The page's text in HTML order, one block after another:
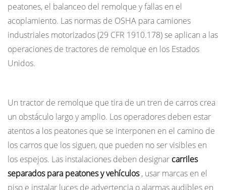
peatones, el balanceo del remolque y fallas en el
acoplamiento. Las normas de OSHA para camiones
industriales motorizados (29 CFR 1910.178) se aplican a las
operaciones de tractores de remolque en los Estados
Unidos.
Un tractor de remolque que tira de un tren de carros crea
un obstáculo largo y amplio. Los operadores deben estar
atentos a los peatones que se interponen en el camino de
los carros que los siguen, que pueden no ser visibles en
los espejos. Las instalaciones deben designar carriles
separados para peatones y vehículos, usar marcas en el
piso e instalar luces de advertencia o alarmas audibles en